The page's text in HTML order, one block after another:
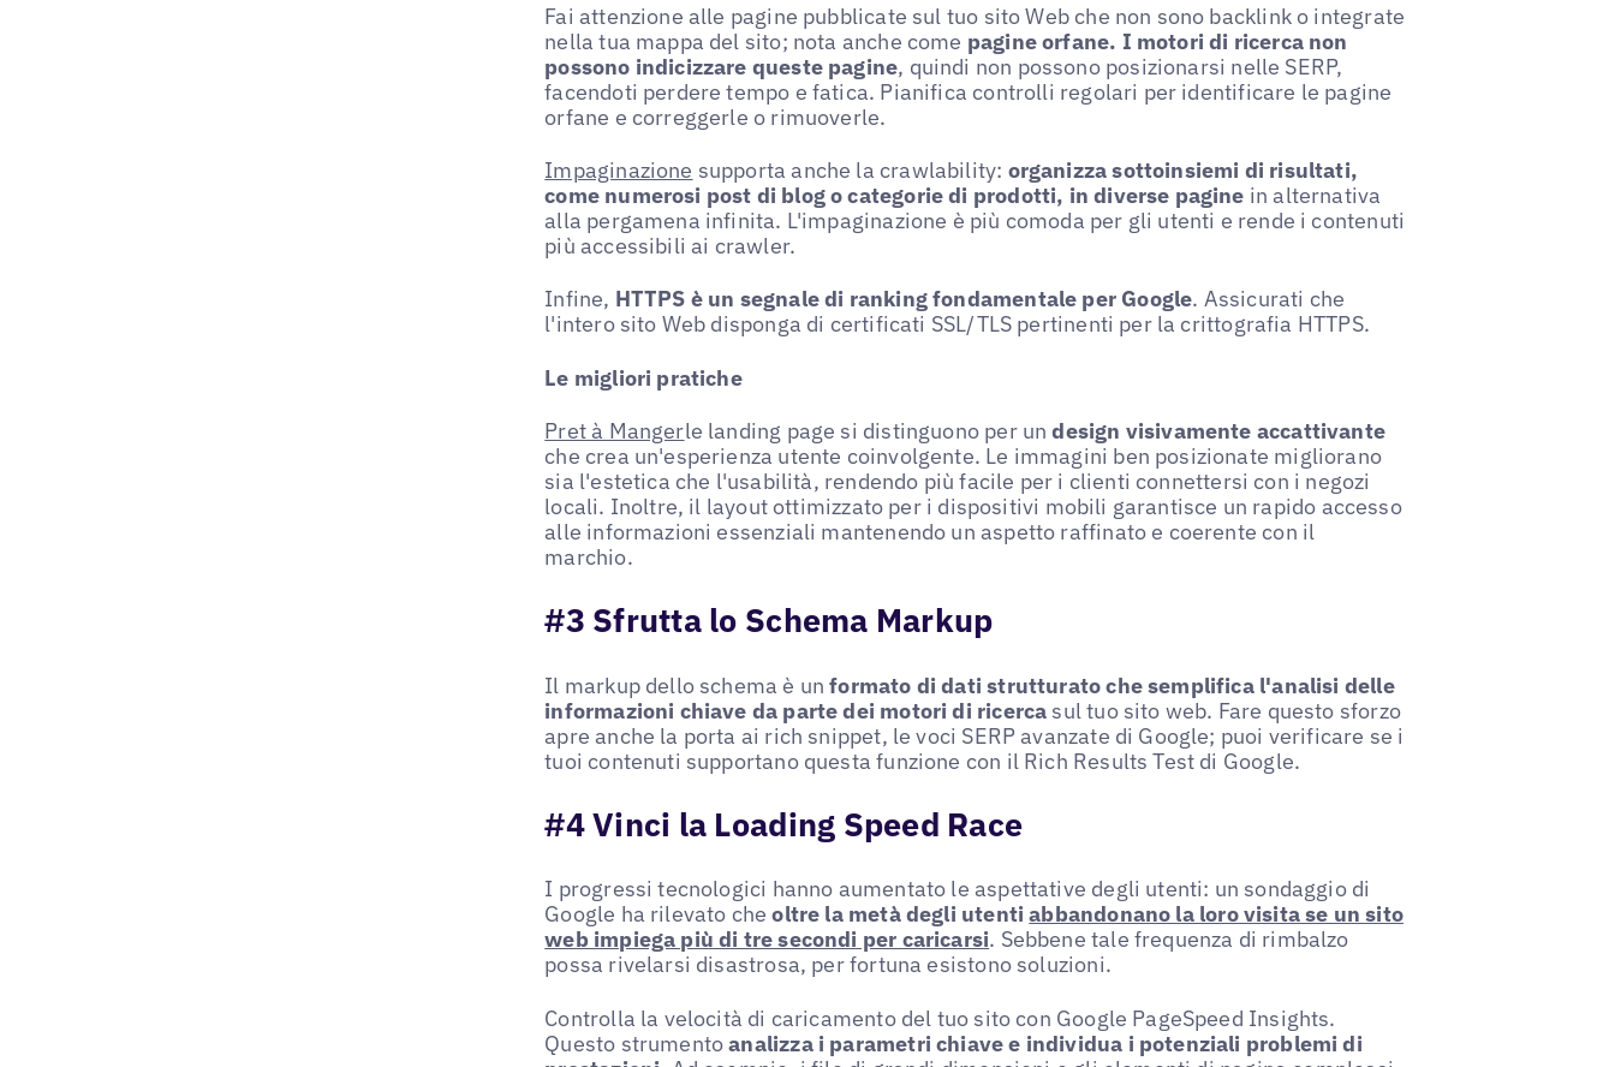
Fai attenzione alle pagine pubblicate sul tuo sito Web che non sono backlink o integrate
nella tua mappa del sito; nota anche come pagine orfane. I motori di ricerca non
possono indicizzare queste pagine, quindi non possono posizionarsi nelle SERP,
facendoti perdere tempo e fatica. Pianifica controlli regolari per identificare le pagine
orfane e correggerle o rimuoverle.
Impaginazione supporta anche la crawlability: organizza sottoinsiemi di risultati,
come numerosi post di blog o categorie di prodotti, in diverse pagine in alternativa
alla pergamena infinita. L'impaginazione è più comoda per gli utenti e rende i contenuti
più accessibili ai crawler.
Infine, HTTPS è un segnale di ranking fondamentale per Google. Assicurati che
l'intero sito Web disponga di certificati SSL/TLS pertinenti per la crittografia HTTPS.
Le migliori pratiche
Pret à Mangerle landing page si distinguono per undesign visivamente accattivante
che crea un'esperienza utente coinvolgente. Le immagini ben posizionate migliorano
sia l'estetica che l'usabilità, rendendo più facile per i clienti connettersi con i negozi
locali. Inoltre, il layout ottimizzato per i dispositivi mobili garantisce un rapido accesso
alle informazioni essenziali mantenendo un aspetto raffinato e coerente con il
marchio.
#3 Sfrutta lo Schema Markup
Il markup dello schema è unformato di dati strutturato che semplifica l'analisi delle
informazioni chiave da parte dei motori di ricerca sul tuo sito web. Fare questo sforzo
apre anche la porta ai rich snippet, le voci SERP avanzate di Google; puoi verificare se i
tuoi contenuti supportano questa funzione con il Rich Results Test di Google.
#4 Vinci la Loading Speed Race
I progressi tecnologici hanno aumentato le aspettative degli utenti: un sondaggio di
Google ha rilevato cheoltre la metà degli utentiabbandonano la loro visita se un sito
web impiega più di tre secondi per caricarsi. Sebbene tale frequenza di rimbalzo
possa rivelarsi disastrosa, per fortuna esistono soluzioni.
Controlla la velocità di caricamento del tuo sito con Google PageSpeed Insights.
Questo strumentoanalizza i parametri chiave e individua i potenziali problemi di